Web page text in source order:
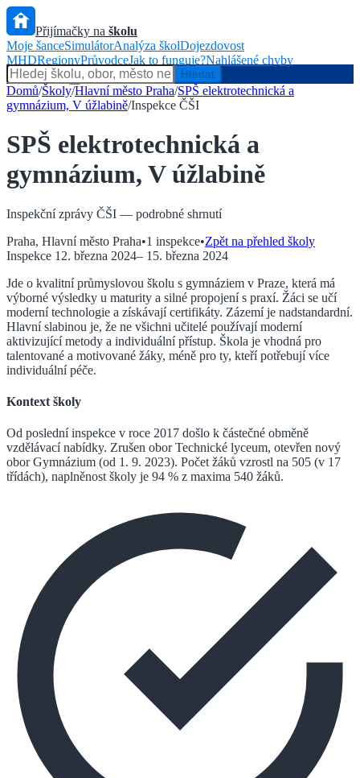
Přijímačky na školu
Moje šanceSimulátorAnalýza školDojezdovost
MHDRegionyPrůvodceJak to funguje?Nahlášené chyby
Hlídač státu
Hledat
Domů/Školy/Hlavní město Praha/SPŠ elektrotechnická a
gymnázium, V úžlabině/Inspekce ČŠI
SPŠ elektrotechnická a
gymnázium, V úžlabině
Inspekční zprávy ČŠI — podrobné shrnutí
Praha, Hlavní město Praha•1 inspekce•Zpět na přehled školy
Inspekce 12. března 2024– 15. března 2024
Jde o kvalitní průmyslovou školu s gymnáziem v Praze, která má
výborné výsledky u maturity a silné propojení s praxí. Žáci se učí
moderní technologie a získávají certifikáty. Zázemí je nadstandardní.
Hlavní slabinou je, že ne všichni učitelé používají moderní
aktivizující metody a individuální přístup. Škola je vhodná pro
talentované a motivované žáky, méně pro ty, kteří potřebují více
individuální péče.
Kontext školy
Od poslední inspekce v roce 2017 došlo k částečné obměně
vzdělávací nabídky. Zrušen obor Technické lyceum, otevřen nový
obor Gymnázium (od 1. 9. 2023). Počet žáků vzrostl na 505 (v 17
třídách), naplněnost školy je 94 % z maxima 540 žáků.